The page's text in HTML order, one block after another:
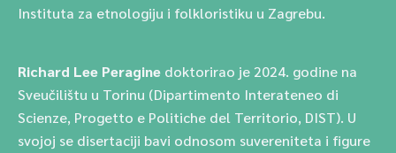
Instituta za etnologiju i folkloristiku u Zagrebu.
Richard Lee Peragine doktorirao je 2024. godine na
Sveučilištu u Torinu (Dipartimento Interateneo di
Scienze, Progetto e Politiche del Territorio, DIST). U
svojoj se disertaciji bavi odnosom suvereniteta i figure